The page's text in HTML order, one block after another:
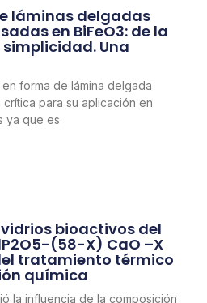
láminas delgadas
en BiFeO3: de la
Una
forma de lámina delgada
para su aplicación en
ya que es
bioactivos del
(58-X) CaO –X
tratamiento térmico
química
la influencia de la composición